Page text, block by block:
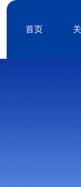
首页